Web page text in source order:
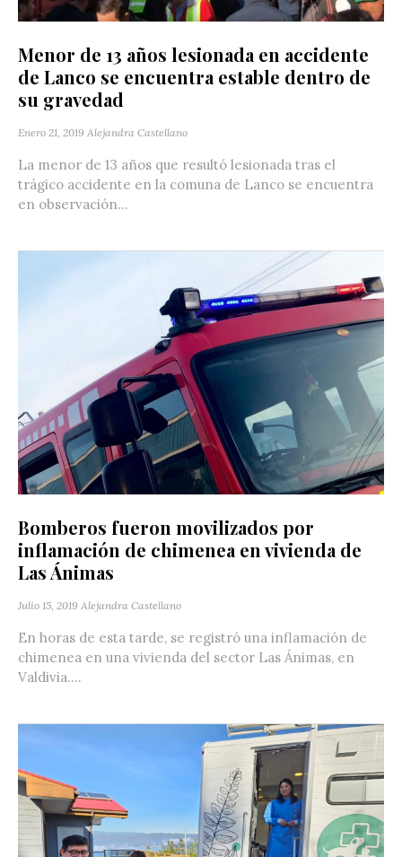
Menor de 13 años lesionada en accidente
de Lanco se encuentra estable dentro de
su gravedad
Enero 21, 2019 Alejandra Castellano
La menor de 13 años que resultó lesionada tras el
trágico accidente en la comuna de Lanco se encuentra
en observación...
Bomberos fueron movilizados por
inflamación de chimenea en vivienda de
Las Ánimas
Julio 15, 2019 Alejandra Castellano
En horas de esta tarde, se registró una inflamación de
chimenea en una vivienda del sector Las Ánimas, en
Valdivia....